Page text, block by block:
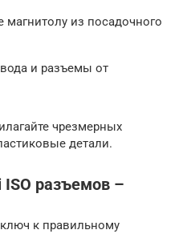
из посадочного
и разъемы от
чрезмерных
детали.
ISO разъемов –
к правильному